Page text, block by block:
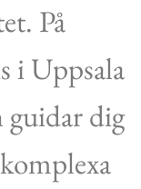
På
i Uppsala
guidar dig